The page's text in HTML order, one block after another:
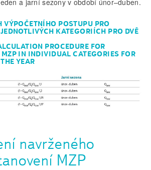
VÝPOČETNÍHO POSTUPU PRO
KATEGORIÍCH PRO DVĚ
PROCEDURE FOR
IN INDIVIDUAL CATEGORIES FOR
YEAR
navrženého
MZP